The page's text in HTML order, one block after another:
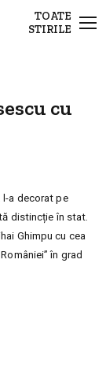
TOATE
STIRILE
cu
l-a decorat pe
distincție în stat.
Ghimpu cu cea
în grad